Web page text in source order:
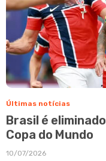
Últimas notícias
Brasil é
Copa do Mundo
10/07/2026